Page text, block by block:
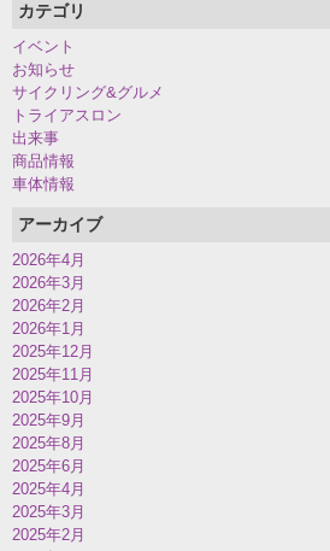
カテゴリ
イベント
お知らせ
サイクリング&グルメ
トライアスロン
出来事
商品情報
車体情報
アーカイブ
2026年4月
2026年3月
2026年2月
2026年1月
2025年12月
2025年11月
2025年10月
2025年9月
2025年8月
2025年6月
2025年4月
2025年3月
2025年2月